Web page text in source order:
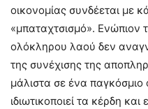
οικονομίας συνδέεται με
«μπαταχτσισμό». Ενώπιον
ολόκληρου λαού δεν
της συνέχισης της
μάλιστα σε ένα
ιδιωτικοποιεί τα κέρδη και